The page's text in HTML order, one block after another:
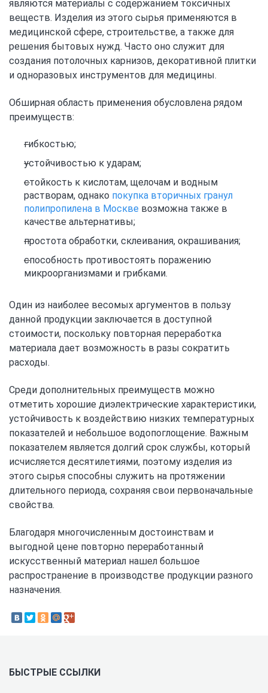
являются материалы с содержанием токсичных
веществ. Изделия из этого сырья применяются в
медицинской сфере, строительстве, а также для
решения бытовых нужд. Часто оно служит для
создания потолочных карнизов, декоративной плитки
и одноразовых инструментов для медицины.
Обширная область применения обусловлена рядом
преимуществ:
гибкостью;
устойчивостью к ударам;
стойкость к кислотам, щелочам и водным
растворам, однако покупка вторичных гранул
полипропилена в Москве возможна также в
качестве альтернативы;
простота обработки, склеивания, окрашивания;
способность противостоять поражению
микроорганизмами и грибками.
Один из наиболее весомых аргументов в пользу
данной продукции заключается в доступной
стоимости, поскольку повторная переработка
материала дает возможность в разы сократить
расходы.
Среди дополнительных преимуществ можно
отметить хорошие диэлектрические характеристики,
устойчивость к воздействию низких температурных
показателей и небольшое водопоглощение. Важным
показателем является долгий срок службы, который
исчисляется десятилетиями, поэтому изделия из
этого сырья способны служить на протяжении
длительного периода, сохраняя свои первоначальные
свойства.
Благодаря многочисленным достоинствам и
выгодной цене повторно переработанный
искусственный материал нашел большое
распространение в производстве продукции разного
назначения.
БЫСТРЫЕ ССЫЛКИ